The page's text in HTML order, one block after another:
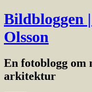
Bildbloggen
Olsson
En fotoblogg om
arkitektur